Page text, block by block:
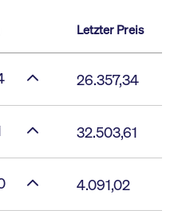
Letzter Preis
26.357,34
32.503,61
4.091,02